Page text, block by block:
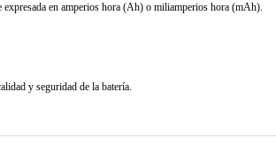
expresada en amperios hora (Ah) o miliamperios hora (mAh).
y seguridad de la batería.